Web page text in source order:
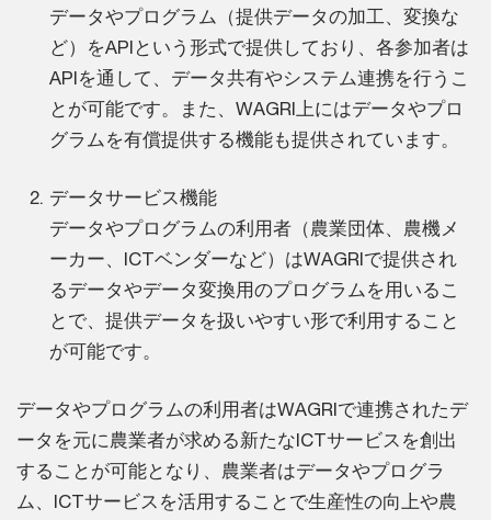
データやプログラム（提供データの加工、変換な
ど）をAPIという形式で提供しており、各参加者は
APIを通して、データ共有やシステム連携を行うこ
とが可能です。また、WAGRI上にはデータやプロ
グラムを有償提供する機能も提供されています。
データサービス機能
データやプログラムの利用者（農業団体、農機メ
ーカー、ICTベンダーなど）はWAGRIで提供され
るデータやデータ変換用のプログラムを用いるこ
とで、提供データを扱いやすい形で利用すること
が可能です。
データやプログラムの利用者はWAGRIで連携されたデ
ータを元に農業者が求める新たなICTサービスを創出
することが可能となり、農業者はデータやプログラ
ム、ICTサービスを活用することで生産性の向上や農